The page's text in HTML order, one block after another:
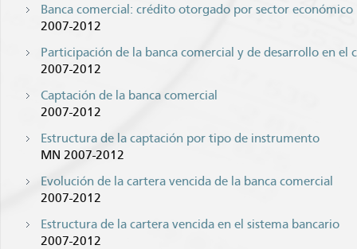
Banca comercial: crédito otorgado por sector económico
2007-2012
Participación de la banca comercial y de desarrollo en el
2007-2012
Captación de la banca comercial
2007-2012
Estructura de la captación por tipo de instrumento
MN 2007-2012
Evolución de la cartera vencida de la banca comercial
2007-2012
Estructura de la cartera vencida en el sistema bancario
2007-2012